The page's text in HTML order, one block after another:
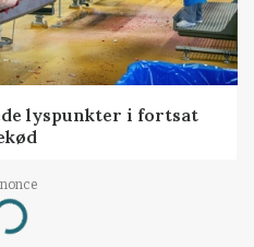
lyspunkter i fortsat